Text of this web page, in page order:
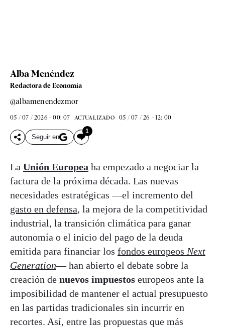
Alba Menéndez
Redactora de Economía
@albamenendezmor
05 / 07 / 2026 - 00: 07 ACTUALIZADO 05 / 07 / 26 - 12: 00
Seguir en
1
La Unión Europea ha empezado a negociar la
factura de la próxima década. Las nuevas
necesidades estratégicas —el incremento del
gasto en defensa, la mejora de la competitividad
industrial, la transición climática para ganar
autonomía o el inicio del pago de la deuda
emitida para financiar los fondos europeos Next
Generation— han abierto el debate sobre la
creación de nuevos impuestos europeos ante la
imposibilidad de mantener el actual presupuesto
en las partidas tradicionales sin incurrir en
recortes. Así, entre las propuestas que más